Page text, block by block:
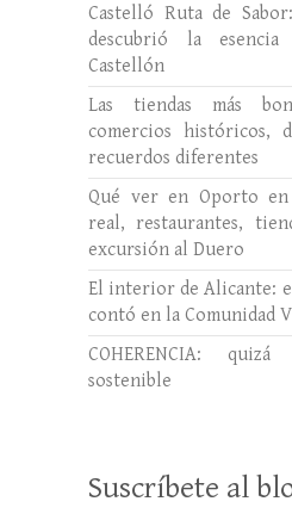
Castelló Ruta de
descubrió la esencia
Castellón
Las tiendas más
comercios históricos,
recuerdos diferentes
Qué ver en Oporto
real, restaurantes,
excursión al Duero
El interior de Alicante:
contó en la Comunidad
COHERENCIA:
sostenible
Suscríbete al